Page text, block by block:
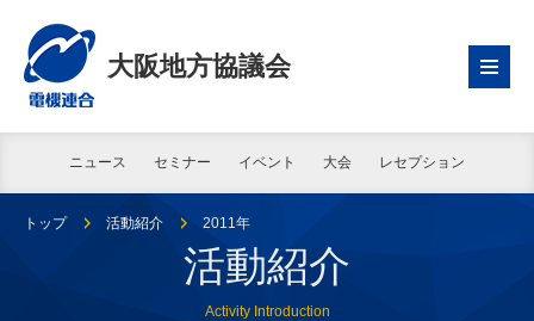
大阪地方協議会
ニュース セミナー イベント 大会 レセプション
トップ 活動紹介 2011年
活動紹介
Activity Introduction